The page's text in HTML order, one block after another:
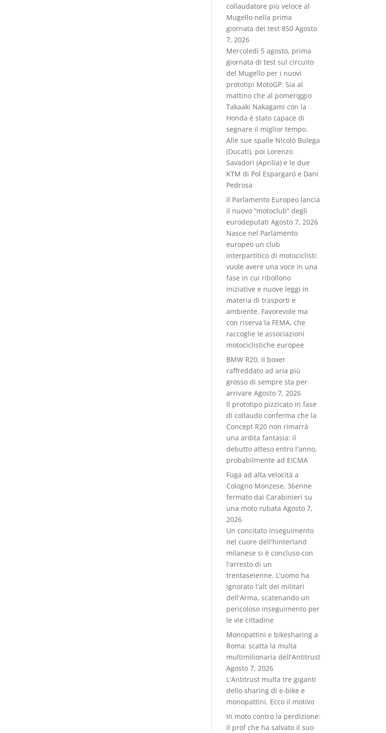
collaudatore più veloce al
Mugello nella prima
giornata dei test 850 Agosto
7, 2026
Mercoledì 5 agosto, prima
giornata di test sul circuito
del Mugello per i nuovi
prototipi MotoGP. Sia al
mattino che al pomeriggio
Takaaki Nakagami con la
Honda è stato capace di
segnare il miglior tempo.
Alle sue spalle Nicolò Bulega
(Ducati), poi Lorenzo
Savadori (Aprilia) e le due
KTM di Pol Espargaró e Dani
Pedrosa
Il Parlamento Europeo lancia
il nuovo “motoclub” degli
eurodeputati Agosto 7, 2026
Nasce nel Parlamento
europeo un club
interpartitico di motociclisti:
vuole avere una voce in una
fase in cui ribollono
iniziative e nuove leggi in
materia di trasporti e
ambiente. Favorevole ma
con riserva la FEMA, che
raccoglie le associazioni
motociclistiche europee
BMW R20, il boxer
raffreddato ad aria più
grosso di sempre sta per
arrivare Agosto 7, 2026
Il prototipo pizzicato in fase
di collaudo conferma che la
Concept R20 non rimarrà
una ardita fantasia: il
debutto atteso entro l'anno,
probabilmente ad EICMA
Fuga ad alta velocità a
Cologno Monzese, 36enne
fermato dai Carabinieri su
una moto rubata Agosto 7,
2026
Un concitato inseguimento
nel cuore dell'hinterland
milanese si è concluso con
l'arresto di un
trentaseienne. L'uomo ha
ignorato l'alt dei militari
dell'Arma, scatenando un
pericoloso inseguimento per
le vie cittadine
Monopattini e bikesharing a
Roma: scatta la multa
multimilionaria dell'Antitrust
Agosto 7, 2026
L'Antitrust multa tre giganti
dello sharing di e-bike e
monopattini. Ecco il motivo
In moto contro la perdizione:
il prof che ha salvato il suo